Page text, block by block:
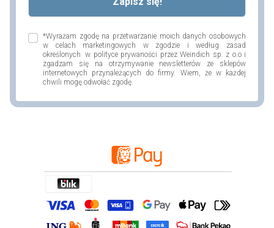
*Wyrażam zgodę na przetwarzanie moich danych osobowych
w celach marketingowych w zgodzie i według zasad
określonych w polityce prywaności przez Weindich sp. z o.o i
zgadzam się na otrzymywanie newsletterów ze sklepów
internetowych przynależących do firmy. Wiem, że w każdej
chwili mogę odwołać zgodę.